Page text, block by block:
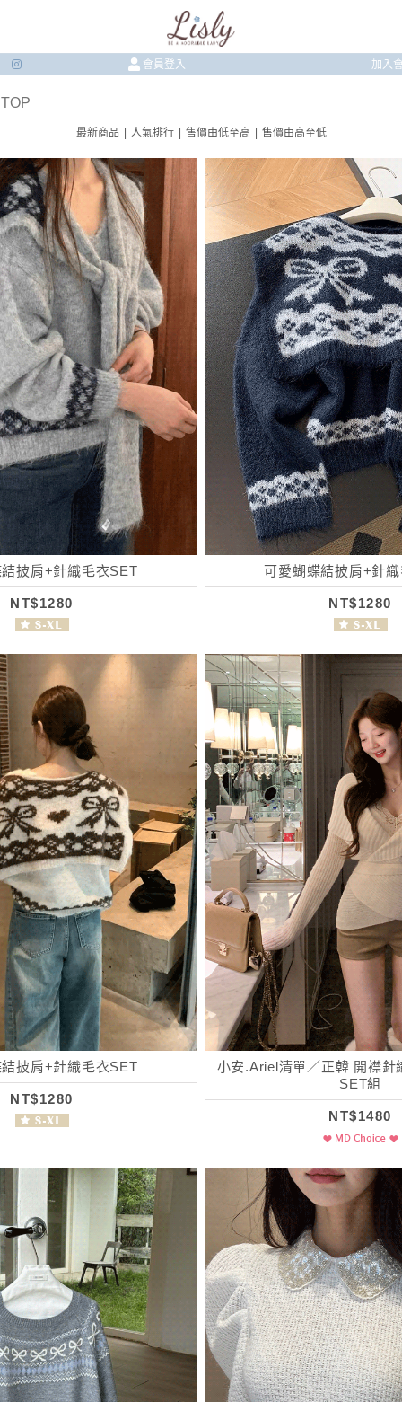
會員登入 加入
最新商品 人氣排行 售價由低至高 售價由高至低
披肩+針織毛衣SET
NT$1280
可愛蝴蝶結披肩+針
NT$1280
披肩+針織毛衣SET
NT$1280
小安.Ariel清單／正韓 開襟針
SET組
NT$1480